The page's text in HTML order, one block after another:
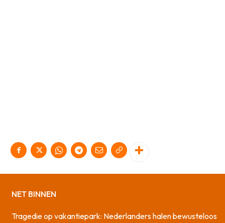
NET BINNEN
Tragedie op vakantiepark: Nederlanders halen bewusteloos